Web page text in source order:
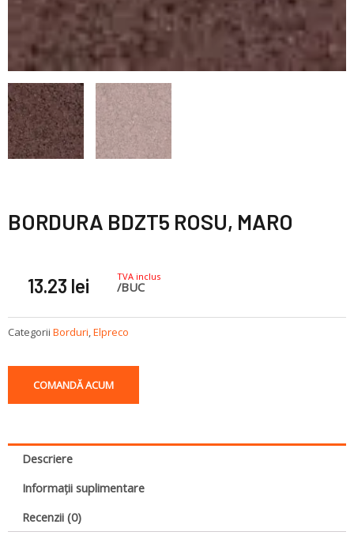
BORDURA BDZT5 ROSU, MARO
13.23 lei TVA inclus
/BUC
Categorii Borduri,Elpreco
COMANDĂ ACUM
Descriere
Informații suplimentare
Recenzii (0)